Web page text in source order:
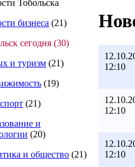
Тобольска
бизнеса (21)
сегодня (30)
и туризм (21)
(19)
(21)
и
(20)
и общество (21)
12:10
12:10
12:10